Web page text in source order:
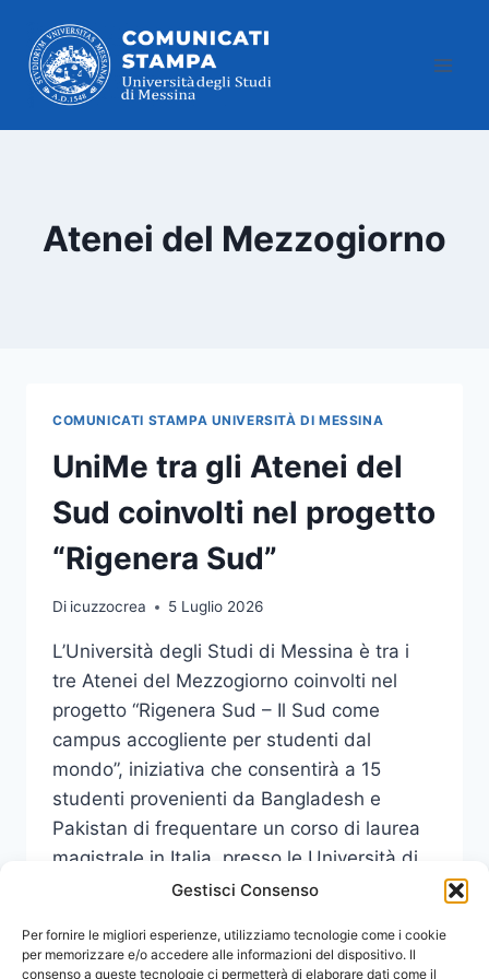
Gestisci Consenso
Per fornire le migliori esperienze, utilizziamo tecnologie come i cookie
per memorizzare e/o accedere alle informazioni del dispositivo. Il
consenso a queste tecnologie ci permetterà di elaborare dati come il
contenuto
Atenei del Mezzogiorno
COMUNICATI STAMPA UNIVERSITÀ DI MESSINA
UniMe tra gli Atenei del
Sud coinvolti nel progetto
“Rigenera Sud”
Di icuzzocrea 5 Luglio 2026
L’Università degli Studi di Messina è tra i
tre Atenei del Mezzogiorno coinvolti nel
progetto “Rigenera Sud – Il Sud come
campus accogliente per studenti dal
mondo”, iniziativa che consentirà a 15
studenti provenienti da Bangladesh e
Pakistan di frequentare un corso di laurea
magistrale in Italia, presso le Università di
Messina, Salerno e della…
LEGGI DI PIÙUNIME
TRA